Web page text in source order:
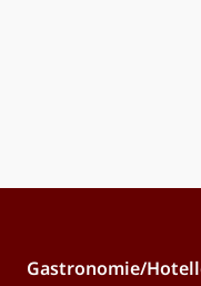
Gastronomie/